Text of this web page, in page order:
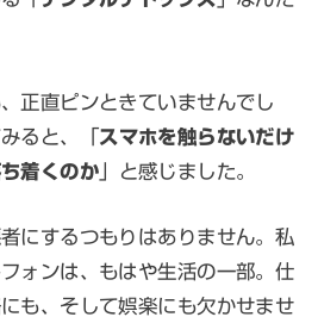
正直ピンときていませんでし
ると、「スマホを触らないだけ
着くのか 」と感じました。
にするつもりはありません。私
ォンは、もはや生活の一部。仕
も、そして娯楽にも欠かせませ